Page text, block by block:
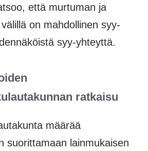
että murtuman ja
on mahdollinen syy-
syy-yhteyttä.
ratkaisu
määrää
suorittamaan lainmukaisen